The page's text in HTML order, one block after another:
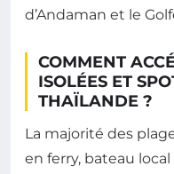
d’Andaman et le
COMMENT
ISOLÉES ET
THAÏLANDE ?
La majorité des
en ferry, bateau